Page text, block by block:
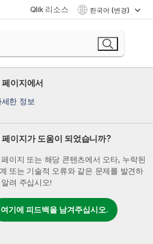
Qlik 리소스 한국어 (변경)
페이지에서
세한 정보
페이지가 도움이 되었습니까?
페이지 또는 해당 콘텐츠에서 오타, 누락된
또는 기술적 오류와 같은 문제를 발견하
알려 주십시오!
여기에 피드백을 남겨주십시오.